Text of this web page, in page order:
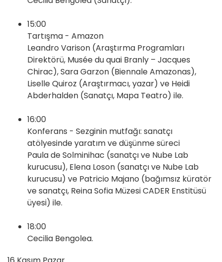
15:00
Tartışma - Amazon
Leandro Varison (Araştırma Programları
Direktörü, Musée du quai Branly – Jacques
Chirac), Sara Garzon (Biennale Amazonas),
Liselle Quiroz (Araştırmacı, yazar) ve Heidi
Abderhalden (Sanatçı, Mapa Teatro) ile.
16:00
Konferans - Sezginin mutfağı: sanatçı
atölyesinde yaratım ve düşünme süreci
Paula de Solminihac (sanatçı ve Nube Lab
kurucusu), Elena Loson (sanatçı ve Nube Lab
kurucusu) ve Patricio Majano (bağımsız küratör
ve sanatçı, Reina Sofia Müzesi CADER Enstitüsü
üyesi) ile.
18:00
Cecilia Bengolea.